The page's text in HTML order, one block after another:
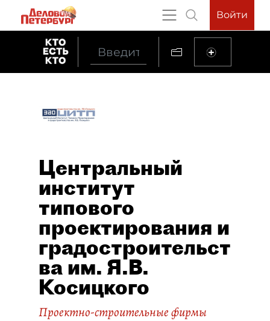
Войти
Центральный
институт
типового
проектирования и
градостроительст
ва им. Я.В.
Косицкого
Проектно-строительные фирмы